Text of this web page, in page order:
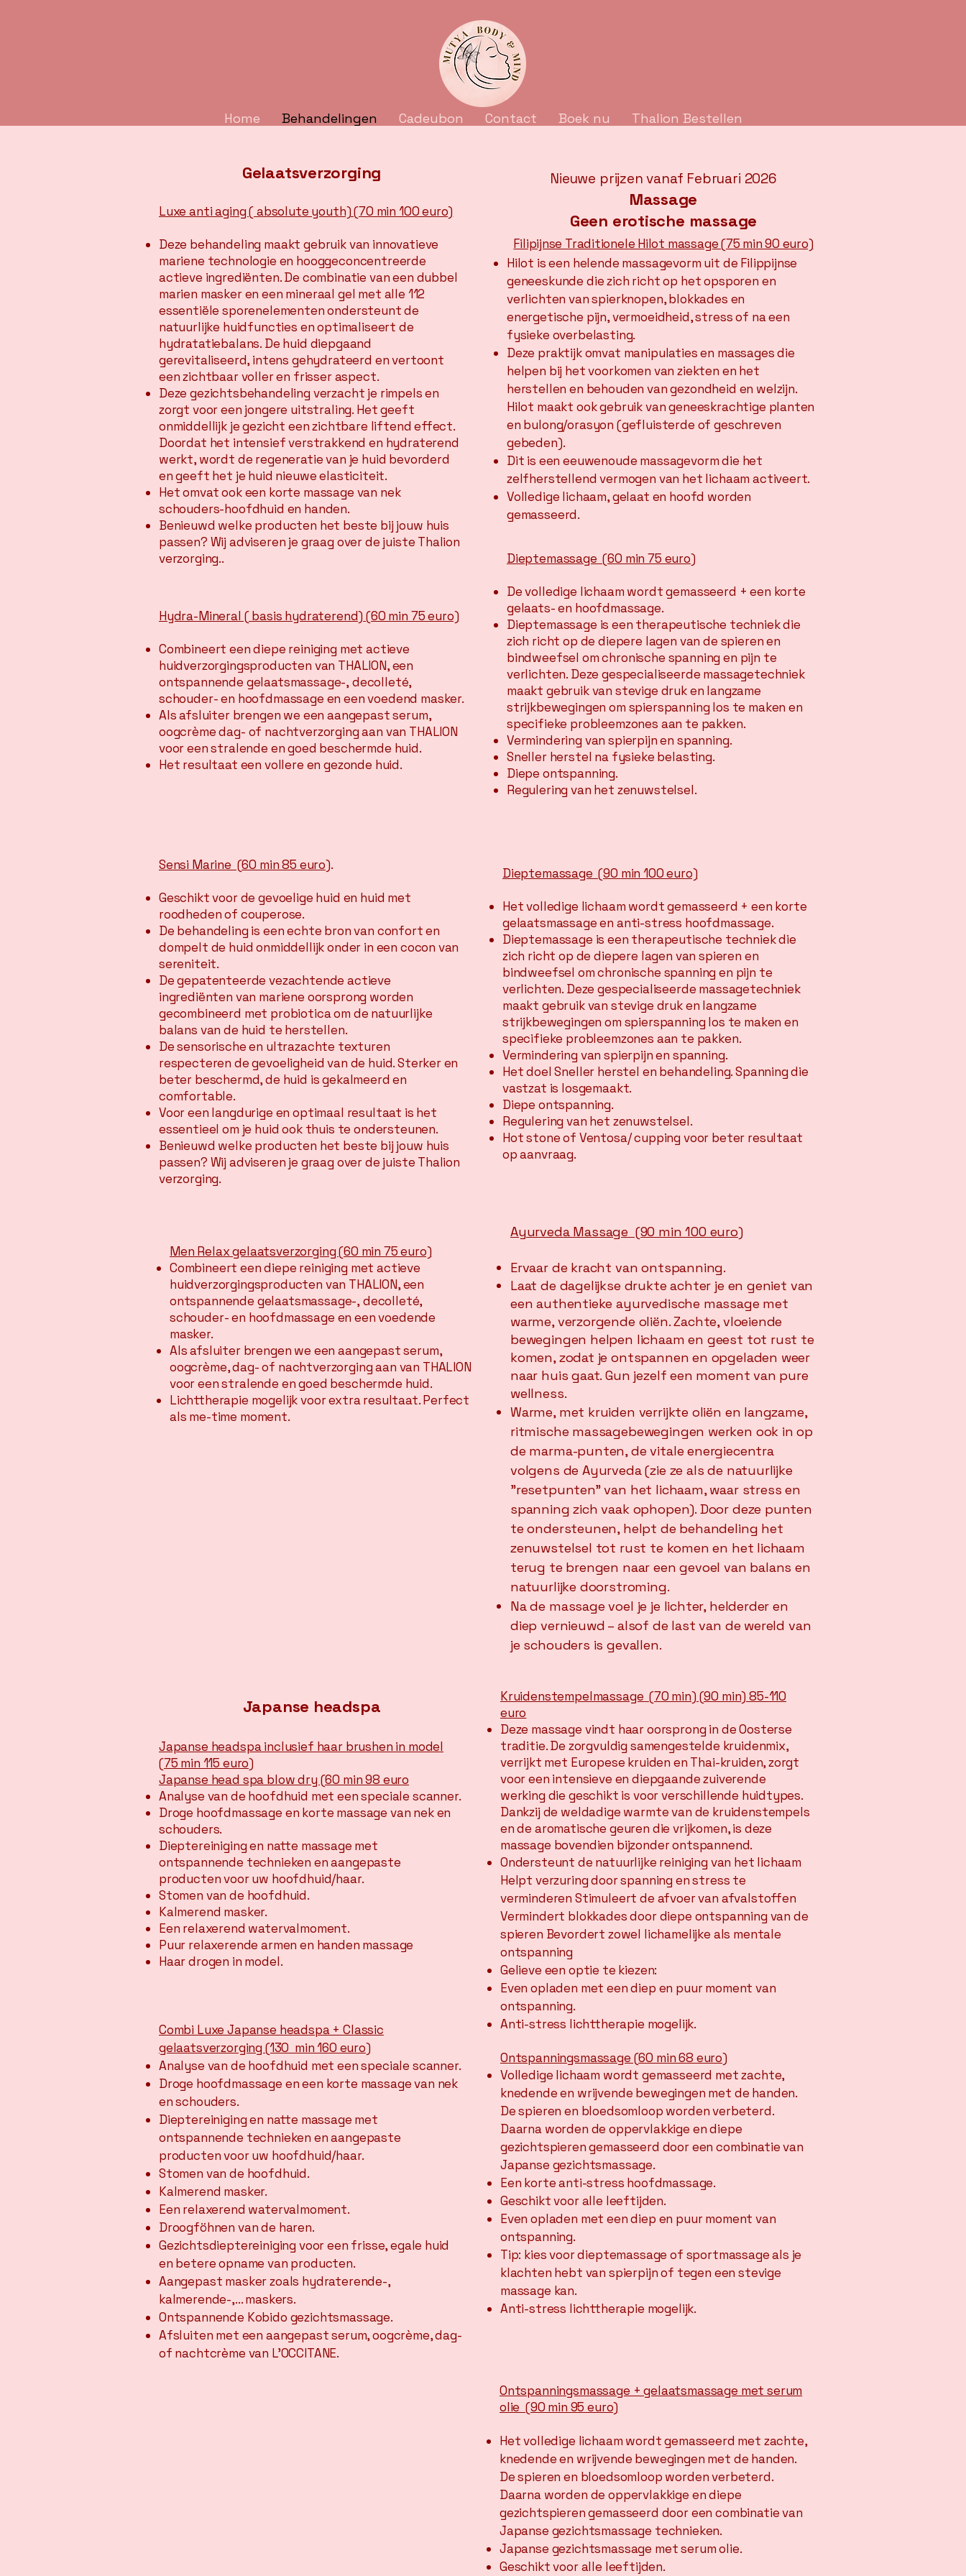
Home Behandelingen Cadeubon Contact Boek nu Thalion Bestellen
Gelaatsverzorging
Luxe anti aging ( absolute youth) (70 min 100 euro)
Deze behandeling maakt gebruik van innovatieve
mariene technologie en hooggeconcentreerde
actieve ingrediënten. De combinatie van een dubbel
marien masker en een mineraal gel met alle 112
essentiële sporenelementen ondersteunt de
natuurlijke huidfuncties en optimaliseert de
hydratatiebalans. De huid diepgaand
gerevitaliseerd, intens gehydrateerd en vertoont
een zichtbaar voller en frisser aspect.
Deze gezichtsbehandeling verzacht je rimpels en
zorgt voor een jongere uitstraling. Het geeft
onmiddellijk je gezicht een zichtbare liftend effect.
Doordat het intensief verstrakkend en hydraterend
werkt, wordt de regeneratie van je huid bevorderd
en geeft het je huid nieuwe elasticiteit.
Het omvat ook een korte massage van nek
schouders-hoofdhuid en handen.
Benieuwd welke producten het beste bij jouw huis
passen? Wij adviseren je graag over de juiste Thalion
verzorging..
Hydra-Mineral ( basis hydraterend) (60 min 75 euro)
Combineert een diepe reiniging met actieve
huidverzorgingsproducten van THALION, een
ontspannende gelaatsmassage-, decolleté,
schouder- en hoofdmassage en een voedend masker.
Als afsluiter brengen we een aangepast serum,
oogcrème dag- of nachtverzorging aan van THALION
voor een stralende en goed beschermde huid.
Het resultaat een vollere en gezonde huid.
Nieuwe prijzen vanaf Februari 2026
Massage
Geen erotische massage
Filipijnse Traditionele Hilot massage (75 min 90 euro)
Hilot is een helende massagevorm uit de Filippijnse
geneeskunde die zich richt op het opsporen en
verlichten van spierknopen, blokkades en
energetische pijn, vermoeidheid, stress of na een
fysieke overbelasting.
Deze praktijk omvat manipulaties en massages die
helpen bij het voorkomen van ziekten en het
herstellen en behouden van gezondheid en welzijn.
Hilot maakt ook gebruik van geneeskrachtige planten
en bulong/orasyon (gefluisterde of geschreven
gebeden).
Dit is een eeuwenoude massagevorm die het
zelfherstellend vermogen van het lichaam activeert.
Volledige lichaam, gelaat en hoofd worden
gemasseerd.
Dieptemassage (60 min 75 euro)
De volledige lichaam wordt gemasseerd + een korte
gelaats- en hoofdmassage.
Dieptemassage is een therapeutische techniek die
zich richt op de diepere lagen van de spieren en
bindweefsel om chronische spanning en pijn te
verlichten. Deze gespecialiseerde massagetechniek
maakt gebruik van stevige druk en langzame
strijkbewegingen om spierspanning los te maken en
specifieke probleemzones aan te pakken.
Vermindering van spierpijn en spanning.
Sneller herstel na fysieke belasting.
Diepe ontspanning.
Regulering van het zenuwstelsel.
Sensi Marine (60 min 85 euro).
Geschikt voor de gevoelige huid en huid met
roodheden of couperose.
De behandeling is een echte bron van confort en
dompelt de huid onmiddellijk onder in een cocon van
sereniteit.
De gepatenteerde vezachtende actieve
ingrediënten van mariene oorsprong worden
gecombineerd met probiotica om de natuurlijke
balans van de huid te herstellen.
De sensorische en ultrazachte texturen
respecteren de gevoeligheid van de huid. Sterker en
beter beschermd, de huid is gekalmeerd en
comfortable.
Voor een langdurige en optimaal resultaat is het
essentieel om je huid ook thuis te ondersteunen.
Benieuwd welke producten het beste bij jouw huis
passen? Wij adviseren je graag over de juiste Thalion
verzorging.
Dieptemassage (90 min 100 euro)
Het volledige lichaam wordt gemasseerd + een korte
gelaatsmassage en anti-stress hoofdmassage.
Dieptemassage is een therapeutische techniek die
zich richt op de diepere lagen van spieren en
bindweefsel om chronische spanning en pijn te
verlichten. Deze gespecialiseerde massagetechniek
maakt gebruik van stevige druk en langzame
strijkbewegingen om spierspanning los te maken en
specifieke probleemzones aan te pakken.
Vermindering van spierpijn en spanning.
Het doel Sneller herstel en behandeling. Spanning die
vastzat is losgemaakt.
Diepe ontspanning.
Regulering van het zenuwstelsel.
Hot stone of Ventosa/ cupping voor beter resultaat
op aanvraag.
Men Relax gelaatsverzorging (60 min 75 euro)
Combineert een diepe reiniging met actieve
huidverzorgingsproducten van THALION, een
ontspannende gelaatsmassage-, decolleté,
schouder- en hoofdmassage en een voedende
masker.
Als afsluiter brengen we een aangepast serum,
oogcrème, dag- of nachtverzorging aan van THALION
voor een stralende en goed beschermde huid.
Lichttherapie mogelijk voor extra resultaat. Perfect
als me-time moment.
Ayurveda Massage (90 min 100 euro)​​
Ervaar de kracht van ontspanning.
Laat de dagelijkse drukte achter je en geniet van
een authentieke ayurvedische massage met
warme, verzorgende oliën. Zachte, vloeiende
bewegingen helpen lichaam en geest tot rust te
komen, zodat je ontspannen en opgeladen weer
naar huis gaat. Gun jezelf een moment van pure
wellness.
Warme, met kruiden verrijkte oliën en langzame,
ritmische massagebewegingen werken ook in op
de marma-punten, de vitale energiecentra
volgens de Ayurveda (zie ze als de natuurlijke
"resetpunten" van het lichaam, waar stress en
spanning zich vaak ophopen). Door deze punten
te ondersteunen, helpt de behandeling het
zenuwstelsel tot rust te komen en het lichaam
terug te brengen naar een gevoel van balans en
natuurlijke doorstroming.
Na de massage voel je je lichter, helderder en
diep vernieuwd – alsof de last van de wereld van
je schouders is gevallen.
Japanse headspa
Japanse headspa inclusief haar brushen in model
(75 min 115 euro)
Japanse head spa blow dry (60 min 98 euro
Analyse van de hoofdhuid met een speciale scanner.
Droge hoofdmassage en korte massage van nek en
schouders.​
Dieptereiniging en natte massage met
ontspannende technieken en aangepaste
producten voor uw hoofdhuid/haar.
Stomen van de hoofdhuid.
Kalmerend masker.
Een relaxerend watervalmoment.
Puur relaxerende armen en handen massage
Haar drogen in model.
Combi Luxe Japanse headspa + Classic
gelaatsverzorging (130 min 160 euro)
Analyse van de hoofdhuid met een speciale scanner.
Droge hoofdmassage en een korte massage van nek
en schouders.​
Dieptereiniging en natte massage met
ontspannende technieken en aangepaste
producten voor uw hoofdhuid/haar.
Stomen van de hoofdhuid.
Kalmerend masker.
Een relaxerend watervalmoment.
Droogföhnen van de haren.
Gezichtsdieptereiniging voor een frisse, egale huid
en betere opname van producten.
Aangepast masker zoals hydraterende-,
kalmerende-,... maskers.
Ontspannende Kobido gezichtsmassage.
Afsluiten met een aangepast serum, oogcrème, dag-
of nachtcrème van L'OCCITANE.
Kruidenstempelmassage (70 min) (90 min) 85-110
euro
Deze massage vindt haar oorsprong in de Oosterse
traditie. De zorgvuldig samengestelde kruidenmix,
verrijkt met Europese kruiden en Thai-kruiden, zorgt
voor een intensieve en diepgaande zuiverende
werking die geschikt is voor verschillende huidtypes.
Dankzij de weldadige warmte van de kruidenstempels
en de aromatische geuren die vrijkomen, is deze
massage bovendien bijzonder ontspannend.
Ondersteunt de natuurlijke reiniging van het lichaam
Helpt verzuring door spanning en stress te
verminderen Stimuleert de afvoer van afvalstoffen
Vermindert blokkades door diepe ontspanning van de
spieren Bevordert zowel lichamelijke als mentale
ontspanning
Gelieve een optie te kiezen:
Even opladen met een diep en puur moment van
ontspanning.
Anti-stress lichttherapie mogelijk.
Ontspanningsmassage (60 min 68 euro)
Volledige lichaam wordt gemasseerd met zachte,
knedende en wrijvende bewegingen met de handen.
De spieren en bloedsomloop worden verbeterd.
Daarna worden de oppervlakkige en diepe
gezichtspieren gemasseerd door een combinatie van
Japanse gezichtsmassage.
Een korte anti-stress hoofdmassage.
Geschikt voor alle leeftijden.
Even opladen met een diep en puur moment van
ontspanning.
Tip: kies voor dieptemassage of sportmassage als je
klachten hebt van spierpijn of tegen een stevige
massage kan.
Anti-stress lichttherapie mogelijk.
Ontspanningsmassage + gelaatsmassage met serum
olie (90 min 95 euro)
Het volledige lichaam wordt gemasseerd met zachte,
knedende en wrijvende bewegingen met de handen.
De spieren en bloedsomloop worden verbeterd.
Daarna worden de oppervlakkige en diepe
gezichtspieren gemasseerd door een combinatie van
Japanse gezichtsmassage technieken.
Japanse gezichtsmassage met serumolie.
Geschikt voor alle leeftijden.